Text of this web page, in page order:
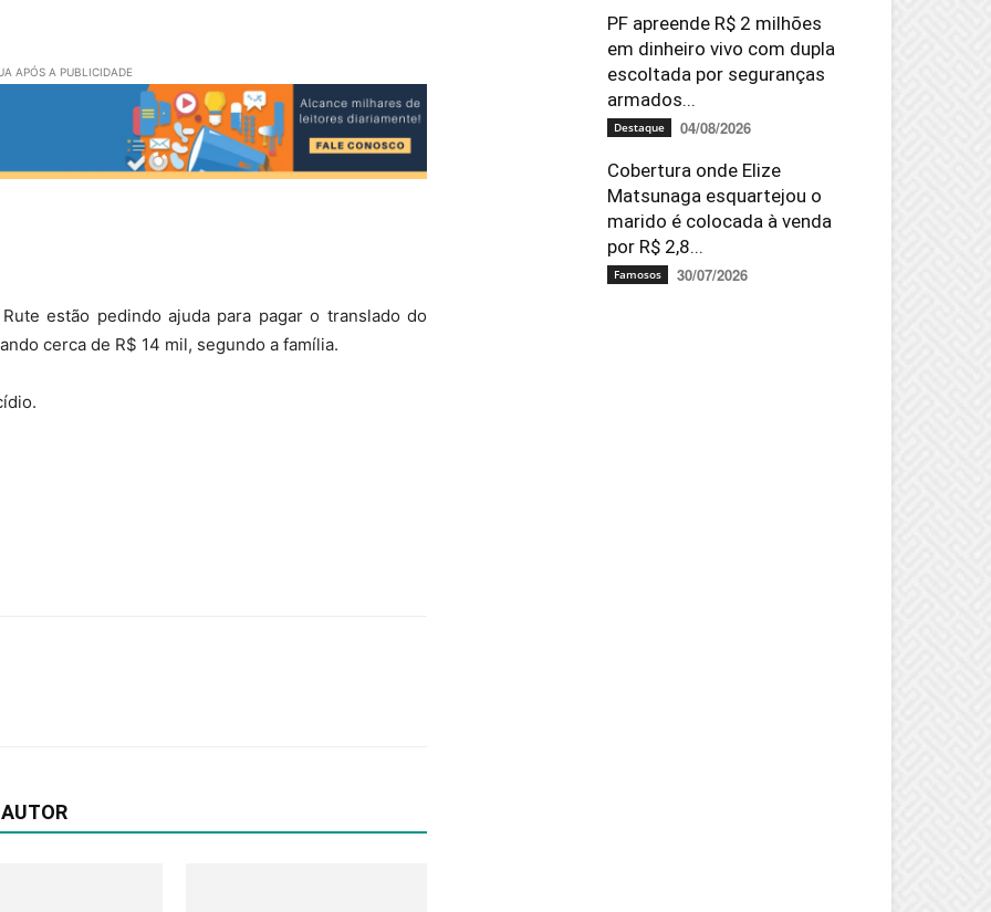
APÓS A PUBLICIDADE
estão pedindo ajuda para pagar o translado do
cerca de R$ 14 mil, segundo a família.
PF apreende R$ 2 milhões
em dinheiro vivo com dupla
escoltada por seguranças
armados...
Destaque 04/08/2026
Cobertura onde Elize
Matsunaga esquartejou o
marido é colocada à venda
por R$ 2,8...
Famosos 30/07/2026